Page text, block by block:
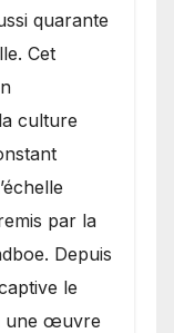
quarante
Cet
culture
par la
Depuis
le
une œuvre